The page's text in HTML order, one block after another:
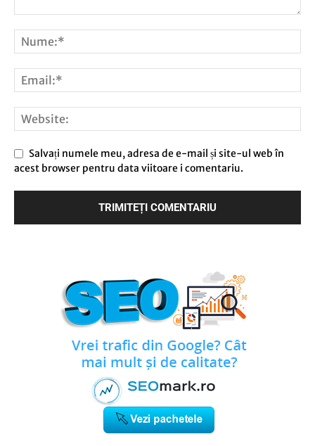
Salvați numele meu, adresa de e-mail și site-ul web în
acest browser pentru data viitoare i comentariu.